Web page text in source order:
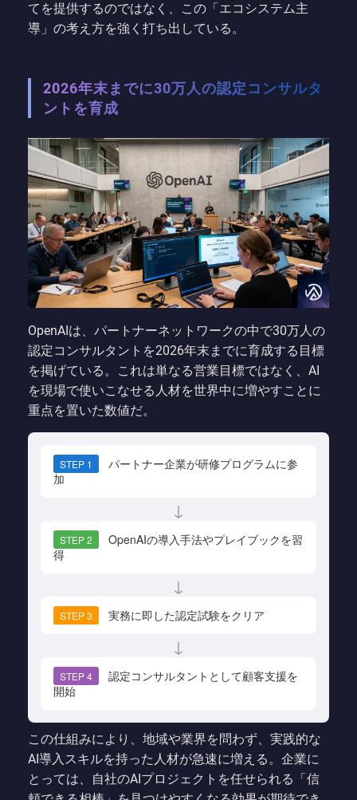
てを提供するのではなく、この「エコシステム主
導」の考え方を強く打ち出している。
2026年末までに30万人の認定コンサルタ
ントを育成
OpenAIは、パートナーネットワークの中で30万人の
認定コンサルタントを2026年末までに育成する目標
を掲げている。これは単なる営業目標ではなく、AI
を現場で使いこなせる人材を世界中に増やすことに
重点を置いた数値だ。
STEP 1
パートナー企業が研修プログラムに参
加
↓
STEP 2
OpenAIの導入手法やプレイブックを習
得
↓
STEP 3 実務に即した認定試験をクリア
↓
STEP 4
認定コンサルタントとして顧客支援を
開始
この仕組みにより、地域や業界を問わず、実践的な
AI導入スキルを持った人材が急速に増える。企業に
とっては、自社のAIプロジェクトを任せられる「信